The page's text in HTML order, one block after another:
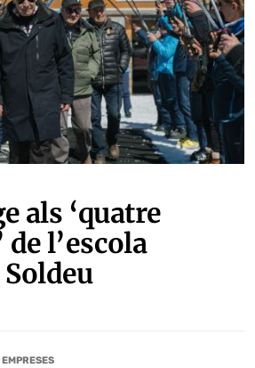
als ‘quatre
l’escola
Soldeu
EMPRESES